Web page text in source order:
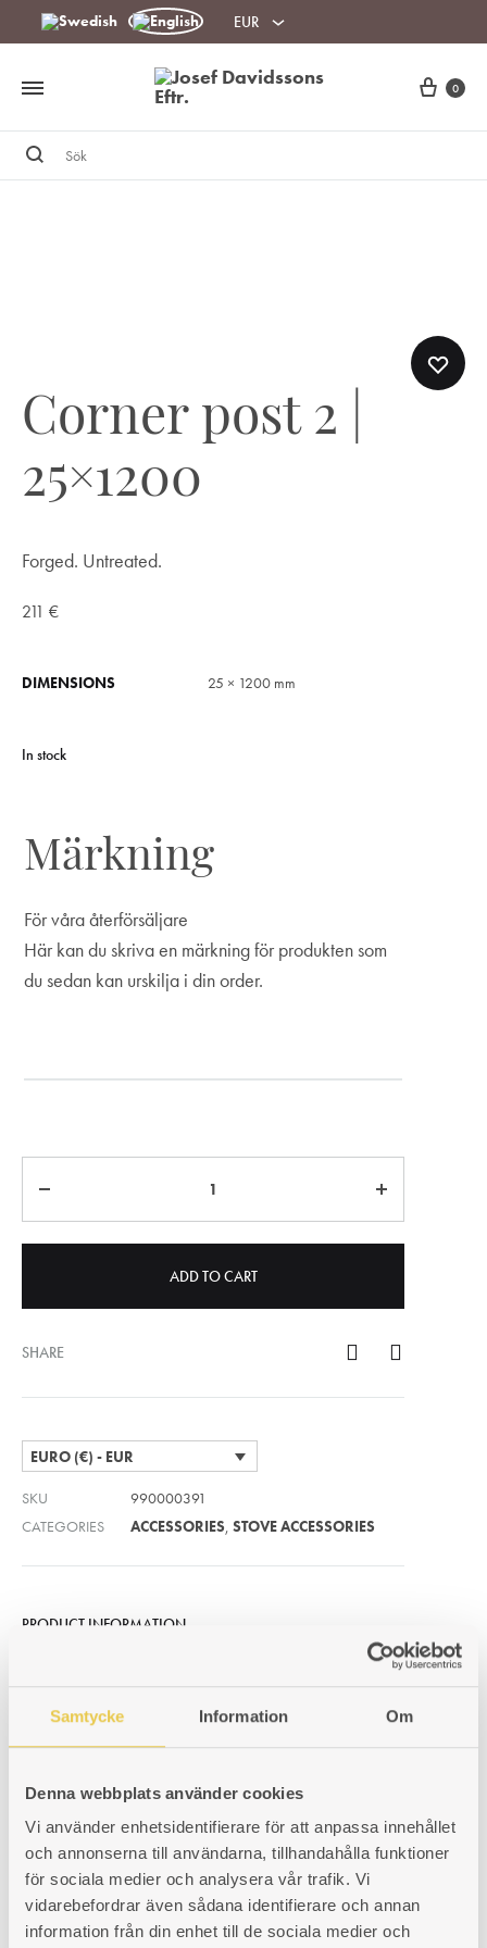
Samtycke Information Om
Denna webbplats använder cookies
Vi använder enhetsidentifierare för att anpassa innehållet
och annonserna till användarna, tillhandahålla funktioner
för sociala medier och analysera vår trafik. Vi
vidarebefordrar även sådana identifierare och annan
information från din enhet till de sociala medier och
EUR
Cart
0
Sök
Corner post 2 |
25×1200
Forged. Untreated.
211 €
DIMENSIONS 25 × 1200 mm
In stock
Märkning
För våra återförsäljare
Här kan du skriva en märkning för produkten som
du sedan kan urskilja i din order.
ADD TO CART
SHARE
EURO (€) - EUR
SKU
990000391
CATEGORIES
ACCESSORIES STOVE ACCESSORIES
PRODUCT INFORMATION
Idun Nr 1 | Stove top rings
Idun Nr 1, model year 1990-
generations 1930-1980 you
Firewood bucket Greip |
Brass
24 litre firewood bucket in
brass.